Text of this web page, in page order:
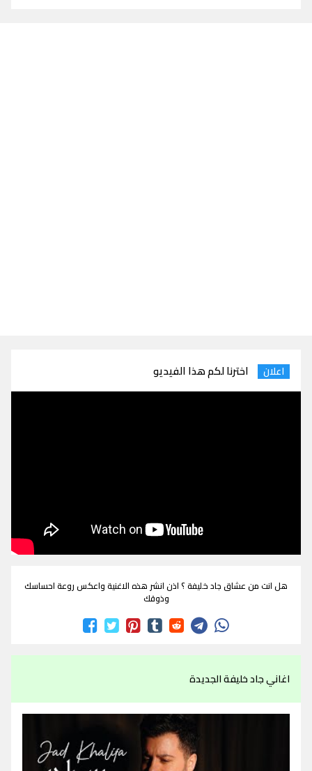
اعلان اخترنا لكم هذا الفيديو
هل انت من عشاق جاد خليفة ؟ اذن انشر هذه الاغنية واعكس روعة احساسك
وذوقك
اغاني جاد خليفة الجديدة